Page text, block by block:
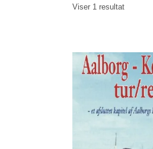
Viser 1 resultat